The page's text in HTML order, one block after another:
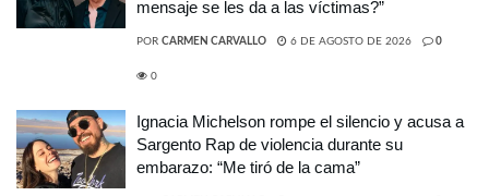
mensaje se les da a las víctimas?”
POR CARMEN CARVALLO 6 DE AGOSTO DE 2026 0
0
Ignacia Michelson rompe el silencio y acusa a
Sargento Rap de violencia durante su
embarazo: “Me tiró de la cama”